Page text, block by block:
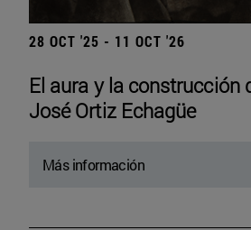
28 OCT '25 - 11 OCT '26
El aura y la construcción
José Ortiz Echagüe
Más información